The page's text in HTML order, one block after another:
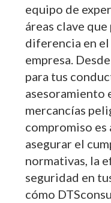
equipo de
áreas clave
diferencia en
empresa.
para tus
asesoramiento
mercancías
compromiso es
asegurar el
normativas, la
seguridad en
cómo